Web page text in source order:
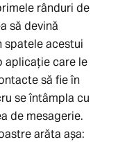
rânduri de
să devină
spatele acestui
aplicație care le
să fie în
se întâmpla cu
de mesagerie.
arăta așa: